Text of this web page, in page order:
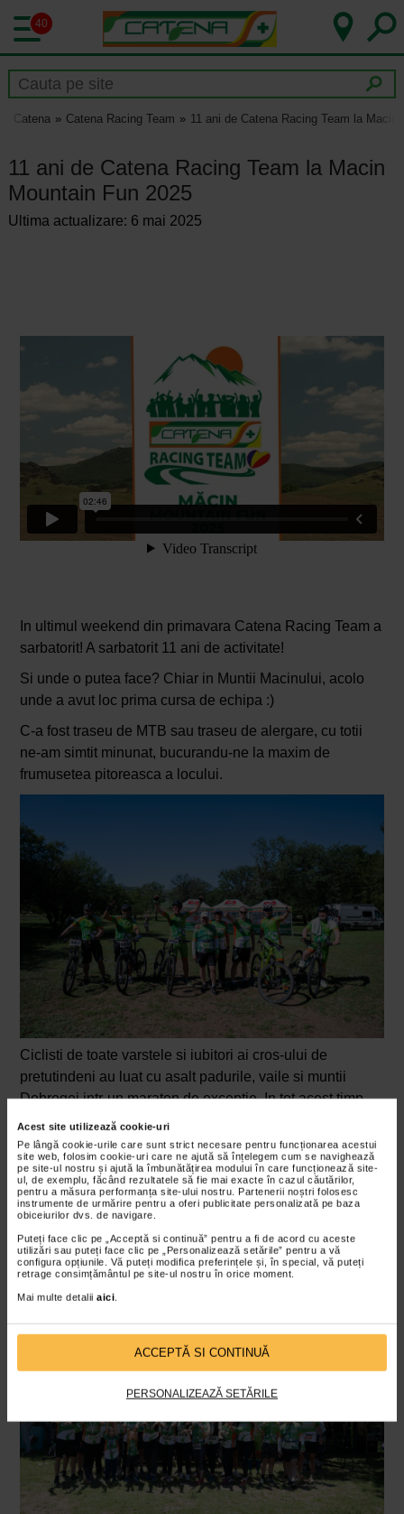
Acest site utilizează cookie-uri
Pe lângă cookie-urile care sunt strict necesare pentru funcționarea acestui
site web, folosim cookie-uri care ne ajută să înțelegem cum se navighează
pe site-ul nostru și ajută la îmbunătățirea modului în care funcționează site-
ul, de exemplu, făcând rezultatele să fie mai exacte în cazul căutărilor,
pentru a măsura performanța site-ului nostru. Partenerii noștri folosesc
instrumente de urmărire pentru a oferi publicitate personalizată pe baza
obiceiurilor dvs. de navigare.
Puteți face clic pe „Acceptă si continuă” pentru a fi de acord cu aceste
utilizări sau puteți face clic pe „Personalizează setările” pentru a vă
configura opțiunile. Vă puteți modifica preferințele și, în special, vă puteți
retrage consimțământul pe site-ul nostru în orice moment.
Mai multe detalii aici.
ACCEPTĂ SI CONTINUĂ
PERSONALIZEAZĂ SETĂRILE
40
Catena Catena Racing Team 11 ani de Catena Racing Team la Macin
11 ani de Catena Racing Team la Macin
Mountain Fun 2025
Ultima actualizare: 6 mai 2025
In ultimul weekend din primavara Catena Racing Team a
sarbatorit! A sarbatorit 11 ani de activitate!
Si unde o putea face? Chiar in Muntii Macinului, acolo
unde a avut loc prima cursa de echipa :)
C-a fost traseu de MTB sau traseu de alergare, cu totii
ne-am simtit minunat, bucurandu-ne la maxim de
frumusetea pitoreasca a locului.
Ciclisti de toate varstele si iubitori ai cros-ului de
pretutindeni au luat cu asalt padurile, vaile si muntii
Dobrogei intr-un maraton de exceptie. In tot acest timp,
ne-am umplut de adrenalina. Am zambit impreuna. Ne-
am destins si ne-am incarcat cu multa energie frumoasa.
Pentru ca, fanii sportului iubesc sentimentul pe care il au
dupa finalizarea unui traseu. Mai mult decat atat, chiar
daca cursa fiecaruia este diferita, bucuria de la finish
La Multi Ani, Catena Racing Team!!!! <3